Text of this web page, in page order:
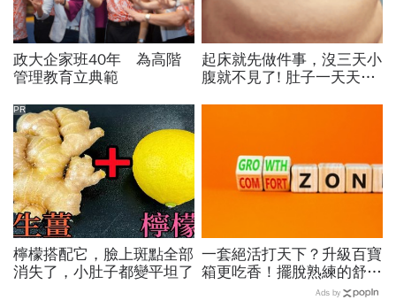
政大企家班40年 為高階
管理教育立典範
起床就先做件事，沒三天小
腹就不見了! 肚子一天天變
檸檬搭配它，臉上斑點全部
消失了，小肚子都變平坦了
PR
一套絕活打天下？升級百寶
箱更吃香！擺脫熟練的舒適
圈，跳出越做越窄的專業陷
Ads by